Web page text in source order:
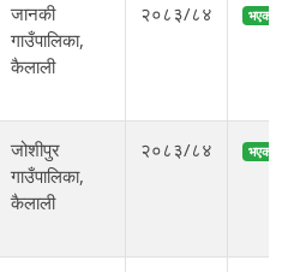
जानकी
गाउँपालिका,
कैलाली
२०८३/८४ भएको
जोशीपुर
गाउँपालिका,
कैलाली
२०८३/८४ भएको